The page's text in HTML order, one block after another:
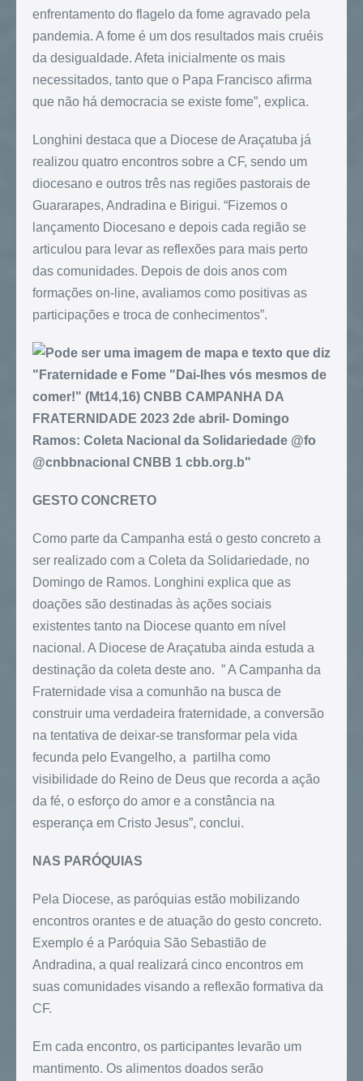
enfrentamento do flagelo da fome agravado pela
pandemia. A fome é um dos resultados mais cruéis
da desigualdade. Afeta inicialmente os mais
necessitados, tanto que o Papa Francisco afirma
que não há democracia se existe fome”, explica.
Longhini destaca que a Diocese de Araçatuba já
realizou quatro encontros sobre a CF, sendo um
diocesano e outros três nas regiões pastorais de
Guararapes, Andradina e Birigui. “Fizemos o
lançamento Diocesano e depois cada região se
articulou para levar as reflexões para mais perto
das comunidades. Depois de dois anos com
formações on-line, avaliamos como positivas as
participações e troca de conhecimentos”.
GESTO CONCRETO
Como parte da Campanha está o gesto concreto a
ser realizado com a Coleta da Solidariedade, no
Domingo de Ramos. Longhini explica que as
doações são destinadas às ações sociais
existentes tanto na Diocese quanto em nível
nacional. A Diocese de Araçatuba ainda estuda a
destinação da coleta deste ano. ” A Campanha da
Fraternidade visa a comunhão na busca de
construir uma verdadeira fraternidade, a conversão
na tentativa de deixar-se transformar pela vida
fecunda pelo Evangelho, a partilha como
visibilidade do Reino de Deus que recorda a ação
da fé, o esforço do amor e a constância na
esperança em Cristo Jesus”, conclui.
NAS PARÓQUIAS
Pela Diocese, as paróquias estão mobilizando
encontros orantes e de atuação do gesto concreto.
Exemplo é a Paróquia São Sebastião de
Andradina, a qual realizará cinco encontros em
suas comunidades visando a reflexão formativa da
CF.
Em cada encontro, os participantes levarão um
mantimento. Os alimentos doados serão